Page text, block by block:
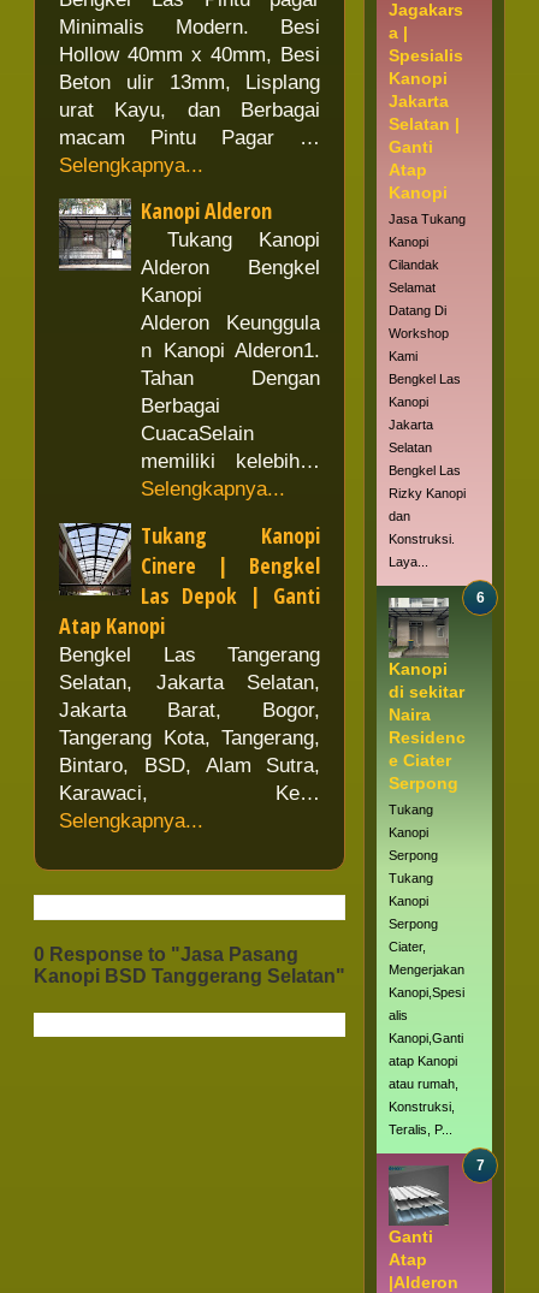
Minimalis Modern. Besi
Hollow 40mm x 40mm, Besi
Beton ulir 13mm, Lisplang
urat Kayu, dan Berbagai
macam Pintu Pagar …
Selengkapnya...
Kanopi Alderon
Tukang Kanopi
Alderon Bengkel
Kanopi
Alderon Keunggula
n Kanopi Alderon1.
Tahan Dengan
Berbagai
CuacaSelain
memiliki kelebih…
Selengkapnya...
Tukang Kanopi
Cinere | Bengkel
Las Depok | Ganti
Atap Kanopi
Bengkel Las Tangerang
Selatan, Jakarta Selatan,
Jakarta Barat, Bogor,
Tangerang Kota, Tangerang,
Bintaro, BSD, Alam Sutra,
Karawaci, Ke…
Selengkapnya...
0 Response to "Jasa Pasang
Kanopi BSD Tanggerang Selatan"
Jagakars
a |
Spesialis
Kanopi
Jakarta
Selatan |
Ganti
Atap
Kanopi
Jasa Tukang
Kanopi
Cilandak
Selamat
Datang Di
Workshop
Kami
Bengkel Las
Kanopi
Jakarta
Selatan
Bengkel Las
Rizky Kanopi
dan
Konstruksi.
Laya...
Kanopi
di sekitar
Naira
Residenc
e Ciater
Serpong
Tukang
Kanopi
Serpong
Tukang
Kanopi
Serpong
Ciater,
Mengerjakan
Kanopi,Spesi
alis
Kanopi,Ganti
atap Kanopi
atau rumah,
Konstruksi,
Teralis, P...
Ganti
Atap
|Alderon